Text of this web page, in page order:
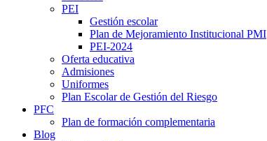
PEI
Gestión escolar
Plan de Mejoramiento Institucional PMI
PEI-2024
Oferta educativa
Admisiones
Uniformes
Plan Escolar de Gestión del Riesgo
PFC
Plan de formación complementaria
Blog